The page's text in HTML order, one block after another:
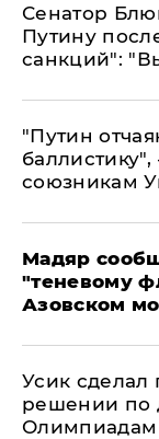
Сенатор
Путину
санкций":
"Путин
союзникам
Мадяр
"теневому
Азовском
Усик сделал
решении по
Олимпиадам